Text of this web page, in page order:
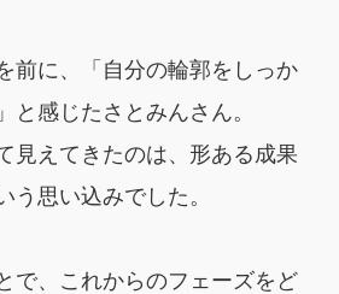
前に、「自分の輪郭をしっか
と感じたさとみんさん。
見えてきたのは、形ある成果
う思い込みでした。
で、これからのフェーズをど